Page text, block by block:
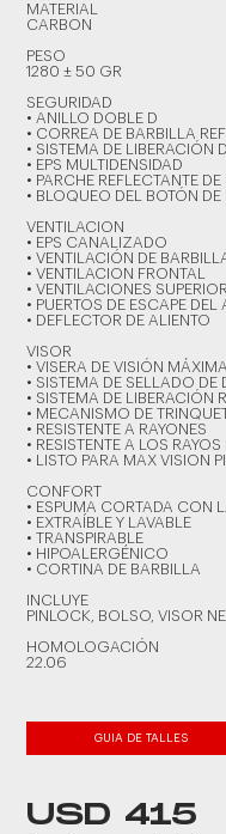
MATERIAL
CARBON
PESO
1280 ± 50 GR
SEGURIDAD
• ANILLO DOBLE D
• CORREA DE BARBILLA
• SISTEMA DE LIBERACIÓN
• EPS MULTIDENSIDAD
• PARCHE REFLECTANTE
• BLOQUEO DEL BOTÓN DE
VENTILACION
• EPS CANALIZADO
• VENTILACIÓN DE
• VENTILACION FRONTAL
• VENTILACIONES
• PUERTOS DE ESCAPE DEL
• DEFLECTOR DE ALIENTO
VISOR
• VISERA DE VISIÓN MÁXIMA
• SISTEMA DE SELLADO DE
• SISTEMA DE LIBERACIÓN
• MECANISMO DE
• RESISTENTE A RAYONES
• RESISTENTE A LOS RAYOS
• LISTO PARA MAX VISION
CONFORT
• ESPUMA CORTADA CON
• EXTRAÍBLE Y LAVABLE
• TRANSPIRABLE
• HIPOALERGÉNICO
• CORTINA DE BARBILLA
INCLUYE
PINLOCK, BOLSO, VISOR
HOMOLOGACIÓN
22.06
GUIA DE TALLES
USD 415